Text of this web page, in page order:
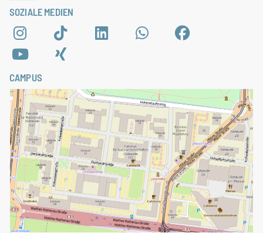
SOZIALE MEDIEN
CAMPUS